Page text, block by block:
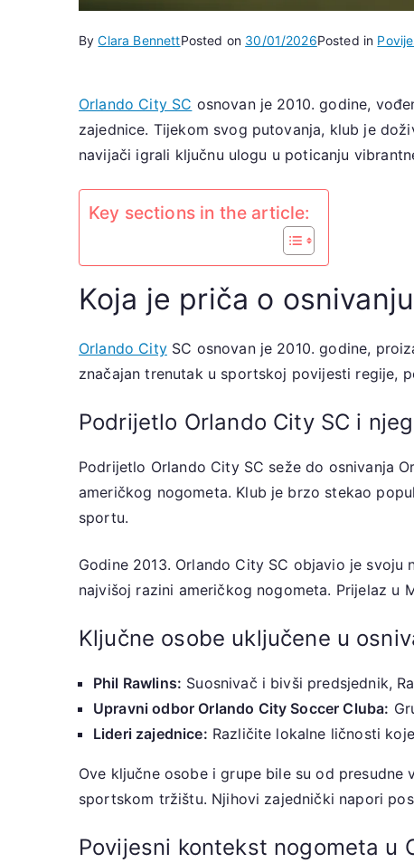
ByClara BennettPosted on 30/01/2026Posted in
Orlando City SC osnovan je 2010. godine,
zajednice. Tijekom svog putovanja, klub je
navijači igrali ključnu ulogu u poticanju
Key sections in the article:
Koja je priča o
Orlando CitySC osnovan je 2010. godine,
značajan trenutak u sportskoj povijesti regije,
Podrijetlo Orlando City SC i
Podrijetlo Orlando City SC seže do osnivanja
američkog nogometa. Klub je brzo stekao
sportu.
Godine 2013. Orlando City SC objavio je
najvišoj razini američkog nogometa. Prijelaz u
Ključne osobe uključene u
Phil Rawlins: Suosnivač i bivši predsjednik,
Upravni odbor Orlando City Soccer Cluba:
Lideri zajednice: Različite lokalne ličnosti
Ove ključne osobe i grupe bile su od
sportskom tržištu. Njihovi zajednički napori
Povijesni kontekst nogometa u